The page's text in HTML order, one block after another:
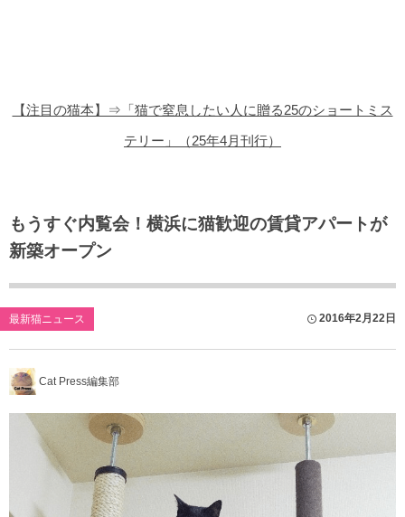
【注目の猫本】⇒「猫で窒息したい人に贈る25のショートミス
テリー」（25年4月刊行）
もうすぐ内覧会！横浜に猫歓迎の賃貸アパートが
新築オープン
最新猫ニュース 2016年2月22日
Cat Press編集部
猫のゲーム・アプリ
猫のフリー写真素材